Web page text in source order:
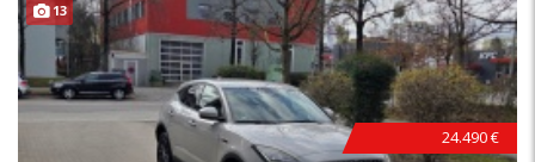
13
24.490 €